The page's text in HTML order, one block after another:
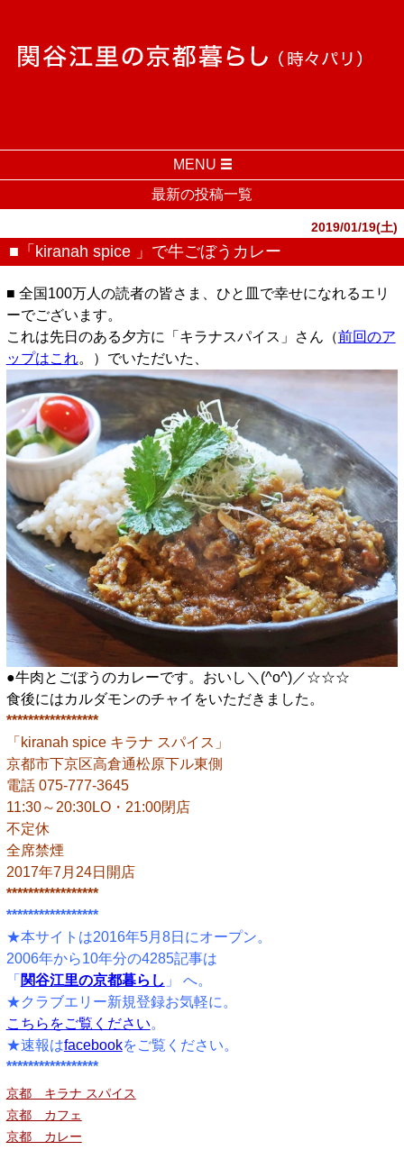
MENU
最新の投稿一覧
2019/01/19(土)
■「kiranah spice 」で牛ごぼうカレー
■ 全国100万人の読者の皆さま、ひと皿で幸せになれるエリ
ーでございます。
これは先日のある夕方に「キラナスパイス」さん（前回のア
ップはこれ。）でいただいた、
●牛肉とごぼうのカレーです。おいし＼(^o^)／☆☆☆
食後にはカルダモンのチャイをいただきました。
*****************
「kiranah spice キラナ スパイス」
京都市下京区高倉通松原下ル東側
電話 075-777-3645
11:30～20:30LO・21:00閉店
不定休
全席禁煙
2017年7月24日開店
*****************
*****************
★本サイトは2016年5月8日にオープン。
2006年から10年分の4285記事は
「 関谷江里の京都暮らし 」 へ。
★クラブエリー新規登録お気軽に。
こちらをご覧ください。
★速報はfacebookをご覧ください。
*****************
京都 キラナ スパイス
京都 カフェ
京都 カレー